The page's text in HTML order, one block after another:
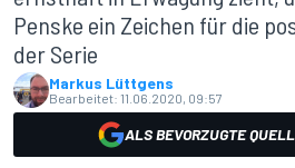
Penske ein Zeichen für die
der Serie
Markus Lüttgens
Bearbeitet: 11.06.2020, 09:57
ALS BEVORZUGTE